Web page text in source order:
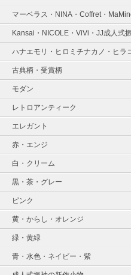
マーベラス・NINA・Coffret・
Kansai・NICOLE・ViVi・JJ成人式
ハナエモリ・ヒロミチナカノ・ヒラ
古典柄・受賞柄
モダン
レトロアンティーク
エレガント
赤・エンジ
白・クリーム
黒・茶・グレー
ピンク
黄・からし・オレンジ
緑・黄緑
青・水色・ネイビー・紫